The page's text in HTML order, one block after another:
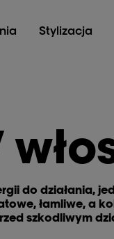
Stylizacja
do działania,
łamliwe, a
szkodliwym